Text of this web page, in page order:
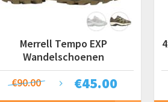
Merrell Tempo EXP
Wandelschoenen
€45.00
€90.00